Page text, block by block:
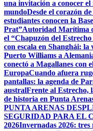
una invitación a conocer
mundoDesde el corazón
estudiantes conocen la
Prat”Autoridad Marítima
el “Chapuzón del Estrecho
con escala en Shanghái:
Puerto Williams a
conectó a Magallanes con
EuropaCuando afuera
pantallas: la agenda de
australFrente al Estrecho,
de historia en Punta
PUNTA ARENAS
SEGURIDAD PARA EL
2026Invernadas 2026: tres